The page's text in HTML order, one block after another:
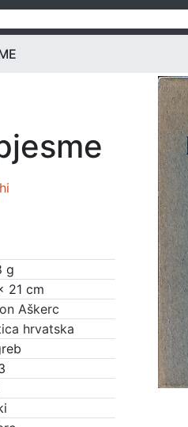
g
21 cm
Aškerc
hrvatska